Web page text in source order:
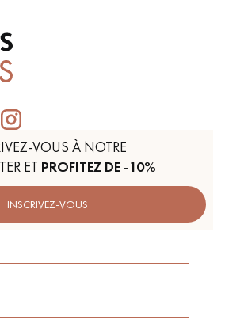
VOUS À NOTRE
ET PROFITEZ DE -10%
INSCRIVEZ-VOUS